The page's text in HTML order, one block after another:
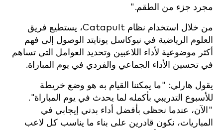
مجرد جزء من الطقم."
من خلال استخدام نظام Catapult، يستطيع فريق
العلوم الرياضية في نيوكاسل يونايتد الوصول إلى فهم
أكثر موضوعية لأداء اللاعبين وتحديد العوامل التي تساهم
في تحسين الأداء الجماعي والفردي في يوم المباراة.
يقول هارلي: "ما يمكننا القيام به هو وضع خريطة
للأسبوع التدريبي بأكمله لما يحدث في يوم المباراة".
"الآن، عندما نحظى بأفضل أداء بدني إيجابي في
المباريات، نكون قادرين على بناء ما يناسب كل لاعب